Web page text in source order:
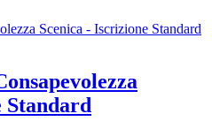
Standard